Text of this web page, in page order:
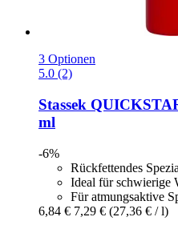
3 Optionen
5.0 (2)
Stassek
ml
-6%
Rückfettendes
Ideal für schwierige
Für atmungsaktive
6,84 € 7,29 € (27,36 € / l)